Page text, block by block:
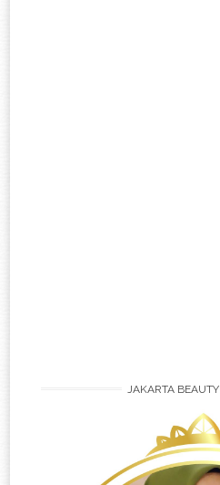
JAKARTA BEAUTY